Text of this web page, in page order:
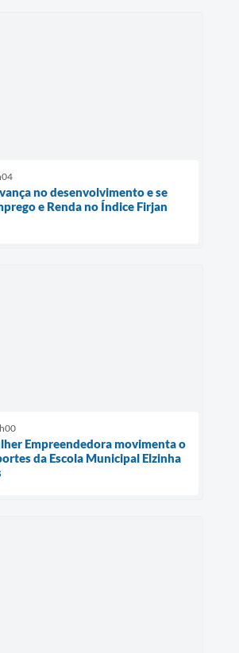
no desenvolvimento e se
e Renda no Índice Firjan
Empreendedora movimenta o
da Escola Municipal Elzinha